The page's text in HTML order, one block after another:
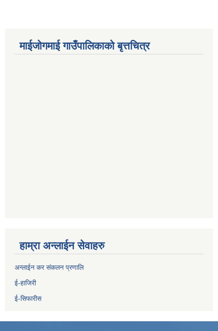
माईजोगमाई गाउँपालिकाको बृत्तचित्र
हाम्रा अन्लाईन सेवाहरु
अन्लाईन कर संकलन प्रणालि
ई-हाजिरी
ई-सिफारीस